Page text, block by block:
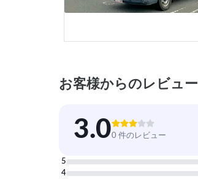
お客様からのレビュー
3.00 件のレビュー
5
4